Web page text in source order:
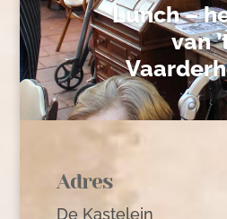
Lunch –
van
Adres
De Kastelein